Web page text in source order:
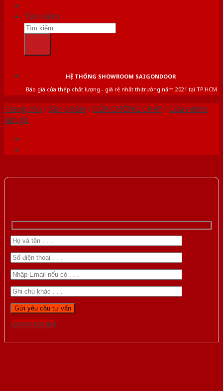
Tìm kiếm:
HỆ THỐNG SHOWROOM SAIGONDOOR
Báo giá cửa thép chất lượng - giá rẻ nhất thị trường năm 2021 tại TP.HCM
Trang chủ /Sản phẩm /CỬA CHỐNG CHÁY/Cửa nhôm
vân gỗ
Gọi 0976.169.864